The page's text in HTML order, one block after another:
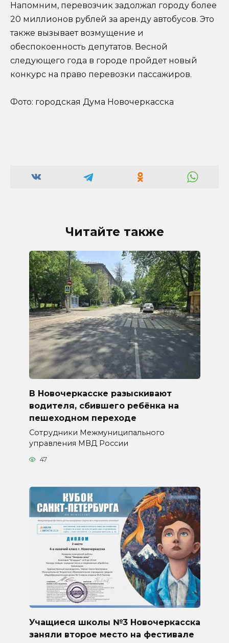
Напомним, перевозчик задолжал городу более
20 миллионов рублей за аренду автобусов. Это
также вызывает возмущение и
обеспокоенность депутатов. Весной
следующего года в городе пройдет новый
конкурс на право перевозки пассажиров.
Фото: городская Дума Новочеркасска
Читайте также
В Новочеркасске разыскивают
водителя, сбившего ребёнка на
пешеходном переходе
Сотрудники Межмуниципального
управления МВД России
47
Учащиеся школы №3 Новочеркасска
заняли второе место на фестивале